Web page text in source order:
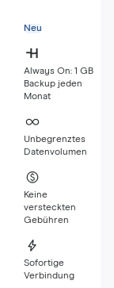
Neu
Always On: 1 GB
Backup jeden
Monat
Unbegrenztes
Datenvolumen
Keine
versteckten
Gebühren
Sofortige
Verbindung